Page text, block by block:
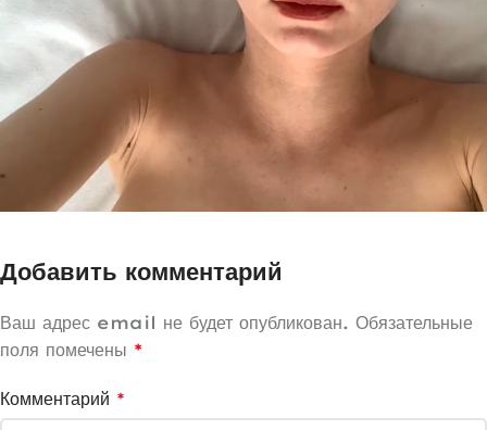
Добавить комментарий
Ваш адрес email не будет опубликован. Обязательные
поля помечены *
Комментарий *